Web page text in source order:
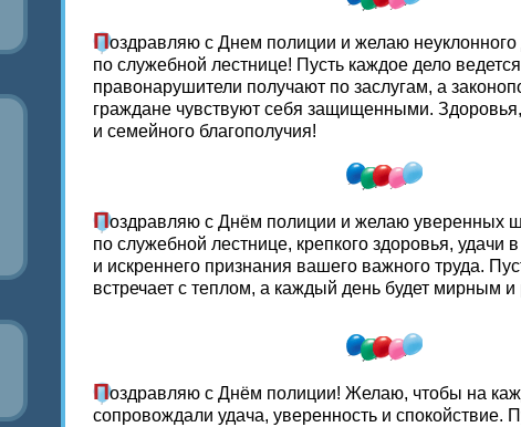
Поздравляю с Днем полиции и желаю
по служебной лестнице! Пусть каждое дело
правонарушители получают по заслугам, а
граждане чувствуют себя защищенными.
и семейного благополучия!
Поздравляю с Днём полиции и желаю уверенных
по служебной лестнице, крепкого здоровья, удачи
и искреннего признания вашего важного труда.
встречает с теплом, а каждый день будет мирным
Поздравляю с Днём полиции! Желаю, чтобы на
сопровождали удача, уверенность и спокойствие.